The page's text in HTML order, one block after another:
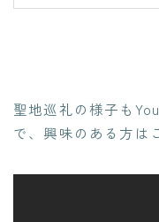
聖地巡礼の様子も
で、興味のある方は